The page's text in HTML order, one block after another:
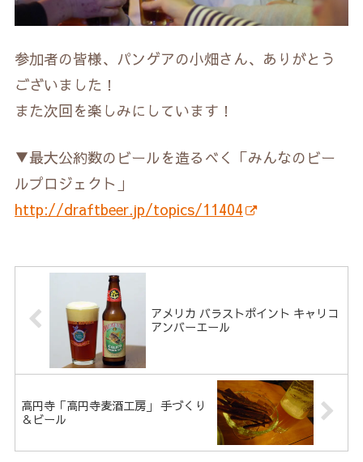
参加者の皆様、パンゲアの小畑さん、ありがとう
ございました！
また次回を楽しみにしています！
▼最大公約数のビールを造るべく「みんなのビー
ルプロジェクト」
http://draftbeer.jp/topics/11404
アメリカ バラストポイント キャリコ
アンバーエール
高円寺「高円寺麦酒工房」 手づくり
＆ビール